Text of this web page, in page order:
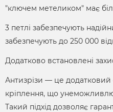
"ключем метеликом" має
3 петлі забезпечують
забезпечують до 250 000
Додатково встановлені
Антизрізи — це
кріплення, що
Такий підхід дозволяє